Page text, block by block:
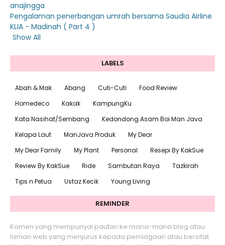
anajingga
Pengalaman penerbangan umrah bersama Saudia Airline
KLIA - Madinah ( Part 4 )
Show All
LABELS
Abah & Mak Abang Cuti-Cuti
Food Review
Homedeco
Kakak
KampungKu
Kata Nasihat/Sembang
Kedondong Asam Boi Man Java
Kelapa Laut
ManJava Produk
My Dear
My Dear Family
My Plant Personal
Resepi By KakSue
Review By KakSue
Ride Sambutan Raya
Tazkirah
Tips n Petua
Ustaz Kecik Young Living
REMINDER
Komen yang mempunyai pautan ke mana-mana blog atau
laman web yang menjurus kepada perniagaan atau bersifat